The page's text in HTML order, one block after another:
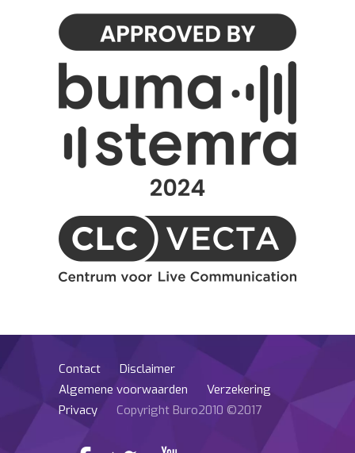
Contact
Disclaimer
Algemene voorwaarden
Verzekering
Privacy
Copyright Buro2010 ©2017